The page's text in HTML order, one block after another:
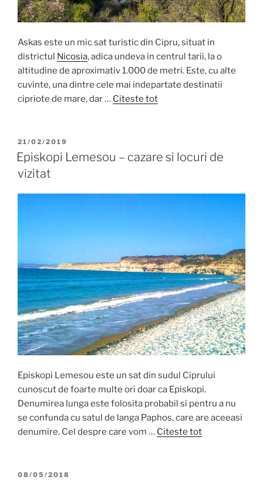
Askas este un mic sat turistic din Cipru, situat in
districtul Nicosia, adica undeva in centrul tarii, la o
altitudine de aproximativ 1.000 de metri. Este, cu alte
cuvinte, una dintre cele mai indepartate destinatii
cipriote de mare, dar … Citeste tot
POSTED
ON
21/02/2019
Episkopi Lemesou – cazare si locuri de
vizitat
Episkopi Lemesou este un sat din sudul Ciprului
cunoscut de foarte multe ori doar ca Episkopi.
Denumirea lunga este folosita probabil si pentru a nu
se confunda cu satul de langa Paphos, care are aceeasi
denumire. Cel despre care vom … Citeste tot
POSTED
08/05/2018